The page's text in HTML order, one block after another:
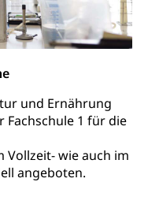
und Ernährung
Fachschule 1 für die
Vollzeit- wie auch im
angeboten.
(Volksschulen)
Spitäler
SEG